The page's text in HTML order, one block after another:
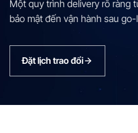
Một quy trình delivery rõ ràng
bảo mật đến vận hành sau go-
Đặt lịch trao đổi